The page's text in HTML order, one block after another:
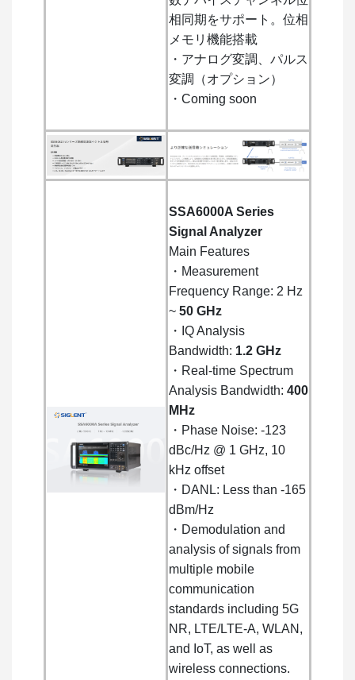
相同期をサポート。位相
メモリ機能搭載
・アナログ変調、パルス
変調（オプション）
・Coming soon
SSA6000A Series
Signal Analyzer
Main Features
・Measurement
Frequency Range: 2 Hz
~ 50 GHz
・IQ Analysis
Bandwidth: 1.2 GHz
・Real-time Spectrum
Analysis Bandwidth: 400
MHz
・Phase Noise: -123
dBc/Hz @ 1 GHz, 10
kHz offset
・DANL: Less than -165
dBm/Hz
・Demodulation and
analysis of signals from
multiple mobile
communication
standards including 5G
NR, LTE/LTE-A, WLAN,
and IoT, as well as
wireless connections.